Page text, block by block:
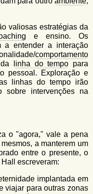
valiosas estratégias da
e ensino. Os
a entender a interação
comportamento
linha do tempo para
pessoal. Exploração e
linhas do tempo irão
sobre intervenções na
o "agora," vale a pena
a manterem um
entre o presente, o
escreveram:
implantada em
viajar para outras zonas